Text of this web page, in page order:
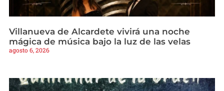
Villanueva de Alcardete vivirá una noche
mágica de música bajo la luz de las velas
agosto 6, 2026